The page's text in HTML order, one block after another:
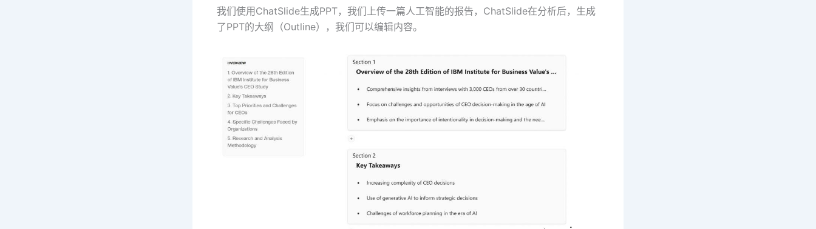
我们使用ChatSlide生成PPT，我们上传一篇人工智能的报告，ChatSlide在分析后，生成
了PPT的大纲（Outline），我们可以编辑内容。